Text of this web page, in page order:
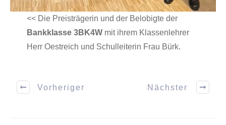
<< Die Preisträgerin und der Belobigte der
Bankklasse 3BK4W mit ihrem Klassenlehrer
Herr Oestreich und Schulleiterin Frau Bürk.
Vorheriger Nächster